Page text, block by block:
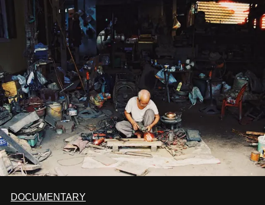
nhất của xu hướng này.
DOCUMENTARY